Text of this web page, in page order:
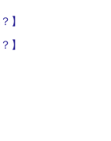
】
】